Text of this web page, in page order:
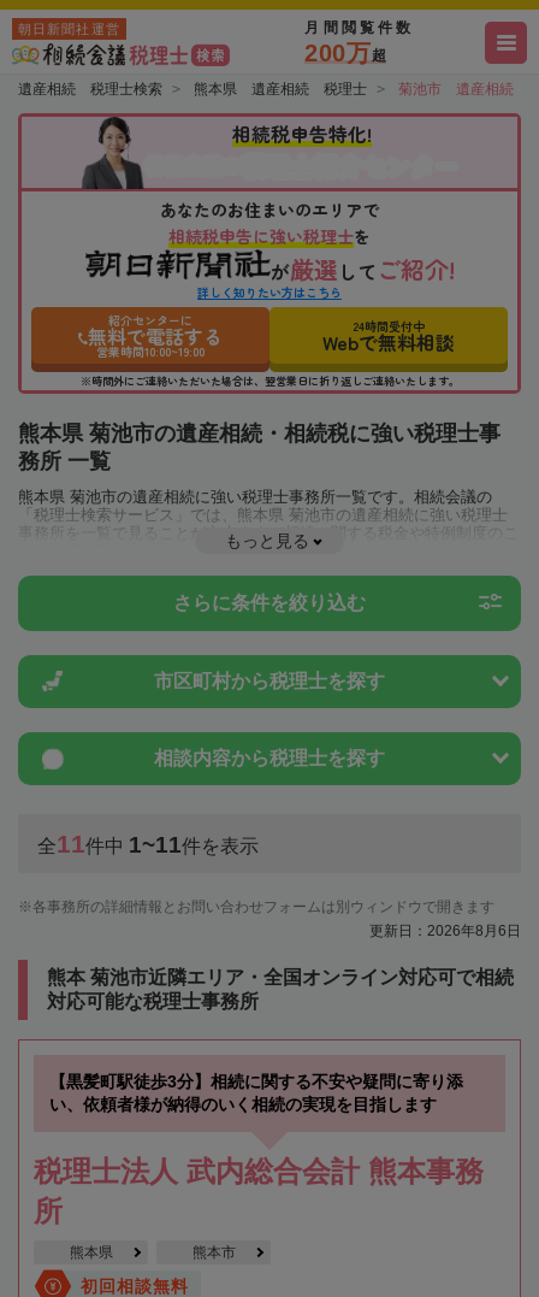
朝日新聞社運営 月間閲覧件数
200万超
遺産相続 税理士検索 熊本県 遺産相続 税理士 菊池市 遺産相続
相続税申告特化!
あなたのお住まいのエリアで
相続税申告に強い税理士を
が厳選 して ご紹介!
詳しく知りたい方はこちら
紹介センターに
無料で電話する
営業時間10:00~19:00
24時間受付中
Webで無料相談
※時間外にご連絡いただいた場合は、翌営業日に折り返しご連絡いたします。
熊本県 菊池市の遺産相続・相続税に強い税理士事
務所 一覧
熊本県 菊池市の遺産相続に強い税理士事務所一覧です。相続会議の
「税理士検索サービス」では、熊本県 菊池市の遺産相続に強い税理士
事務所を一覧で見ることが出来ます。相続に関する税金や特例制度のこ
とは一度近隣の税理士に相談してみましょう。
もっと見る
さらに条件を絞り込む
市区町村から税理士を探す
相談内容から税理士を探す
全11件中 1~11件を表示
各事務所の詳細情報とお問い合わせフォームは別ウィンドウで開きます
更新日：2026年8月6日
熊本 菊池市近隣エリア・全国オンライン対応可で相続
対応可能な税理士事務所
【黒髪町駅徒歩3分】相続に関する不安や疑問に寄り添
い、依頼者様が納得のいく相続の実現を目指します
税理士法人 武内総合会計 熊本事務
所
熊本県 熊本市
初回相談無料